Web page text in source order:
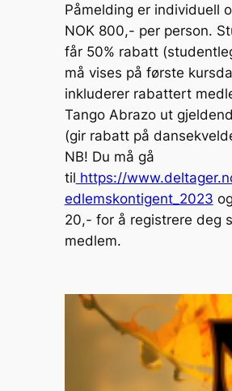
Påmelding er individuell
NOK 800,- per person.
får 50% rabatt
må vises på første
inkluderer rabattert
Tango Abrazo ut
(gir rabatt på
NB! Du må gå
til https://
edlemskontigent_2023
20,- for å registrere deg
medlem.